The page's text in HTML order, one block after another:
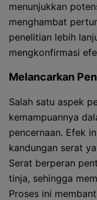
menunjukkan
menghambat
penelitian lebih
mengkonfirmasi
Melancarkan
Salah satu aspek
kemampuannya
pencernaan. Efek
kandungan serat
Serat berperan
tinja, sehingga
Proses ini